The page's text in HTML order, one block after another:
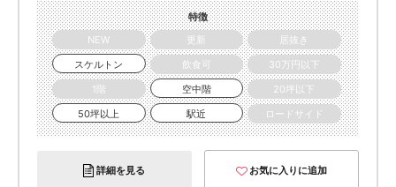
特徴
NEW
更新
居抜き
スケルトン
飲食可
30万円以下
1階
空中階
20坪以下
50坪以上
駅近 ロードサイド
詳細を見る お気に入りに追加